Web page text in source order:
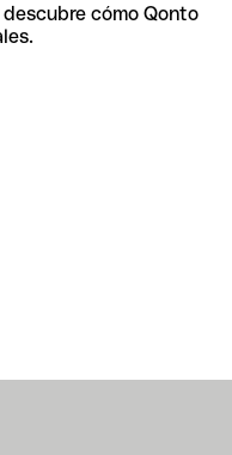
cómo Qonto